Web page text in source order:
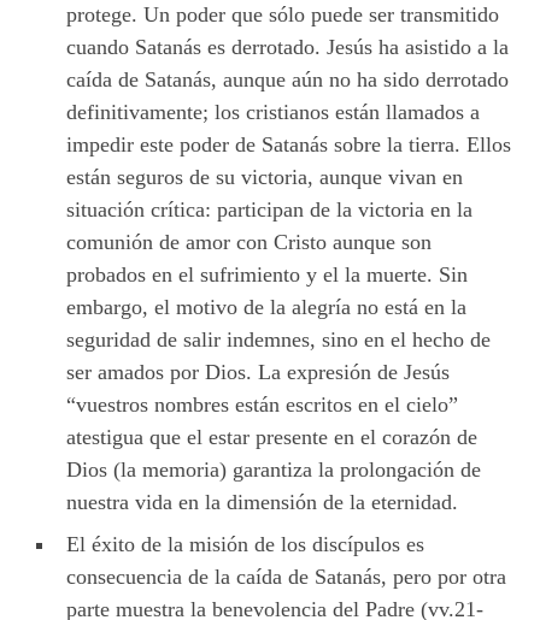
protege. Un poder que sólo puede ser transmitido
cuando Satanás es derrotado. Jesús ha asistido a la
caída de Satanás, aunque aún no ha sido derrotado
definitivamente; los cristianos están llamados a
impedir este poder de Satanás sobre la tierra. Ellos
están seguros de su victoria, aunque vivan en
situación crítica: participan de la victoria en la
comunión de amor con Cristo aunque son
probados en el sufrimiento y el la muerte. Sin
embargo, el motivo de la alegría no está en la
seguridad de salir indemnes, sino en el hecho de
ser amados por Dios. La expresión de Jesús
“vuestros nombres están escritos en el cielo”
atestigua que el estar presente en el corazón de
Dios (la memoria) garantiza la prolongación de
nuestra vida en la dimensión de la eternidad.
El éxito de la misión de los discípulos es
consecuencia de la caída de Satanás, pero por otra
parte muestra la benevolencia del Padre (vv.21-